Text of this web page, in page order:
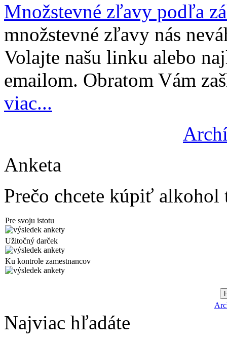
Množstevné zľavy podľa
množstevné zľavy nás
Volajte našu linku alebo
emailom. Obratom Vám
viac...
Anketa
Prečo chcete kúpiť alkohol
Pre svoju istotu
Užitočný darček
Ku kontrole zamestnancov
Najviac hľadáte